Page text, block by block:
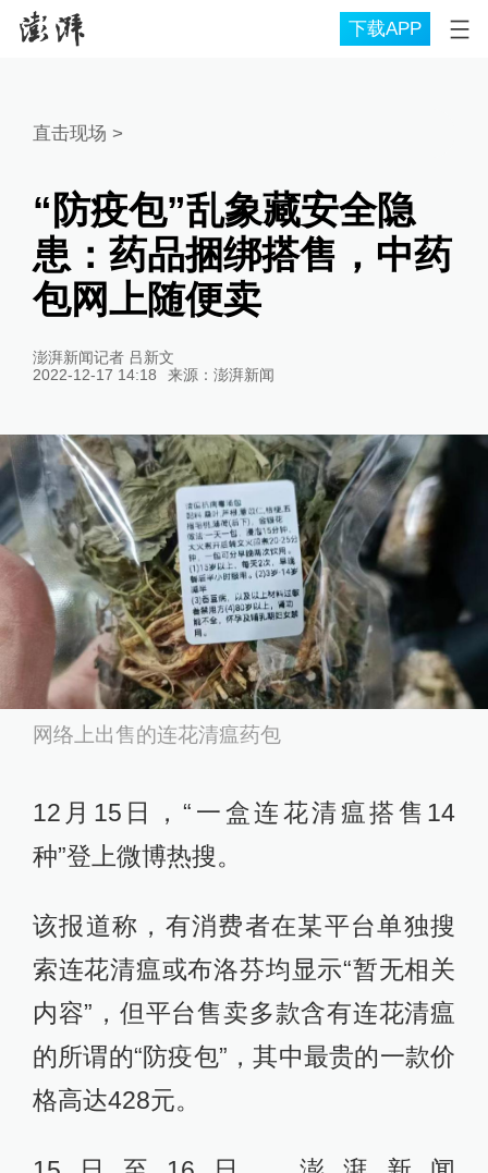
下载APP
直击现场 >
“防疫包”乱象藏安全隐
患：药品捆绑搭售，中药
包网上随便卖
澎湃新闻记者 吕新文
2022-12-17 14:18
来源： 澎湃新闻
网络上出售的连花清瘟药包
12月15日，“一盒连花清瘟搭售14
种”登上微博热搜。
该报道称，有消费者在某平台单独搜
索连花清瘟或布洛芬均显示“暂无相关
内容”，但平台售卖多款含有连花清瘟
的所谓的“防疫包”，其中最贵的一款价
格高达428元。